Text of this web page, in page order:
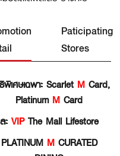
Paticipating
Stores
เศษเฉพาะ Scarlet MCard,
Platinum M Card
ะVIPThe Mall Lifestore
PLATINUM MCURATED